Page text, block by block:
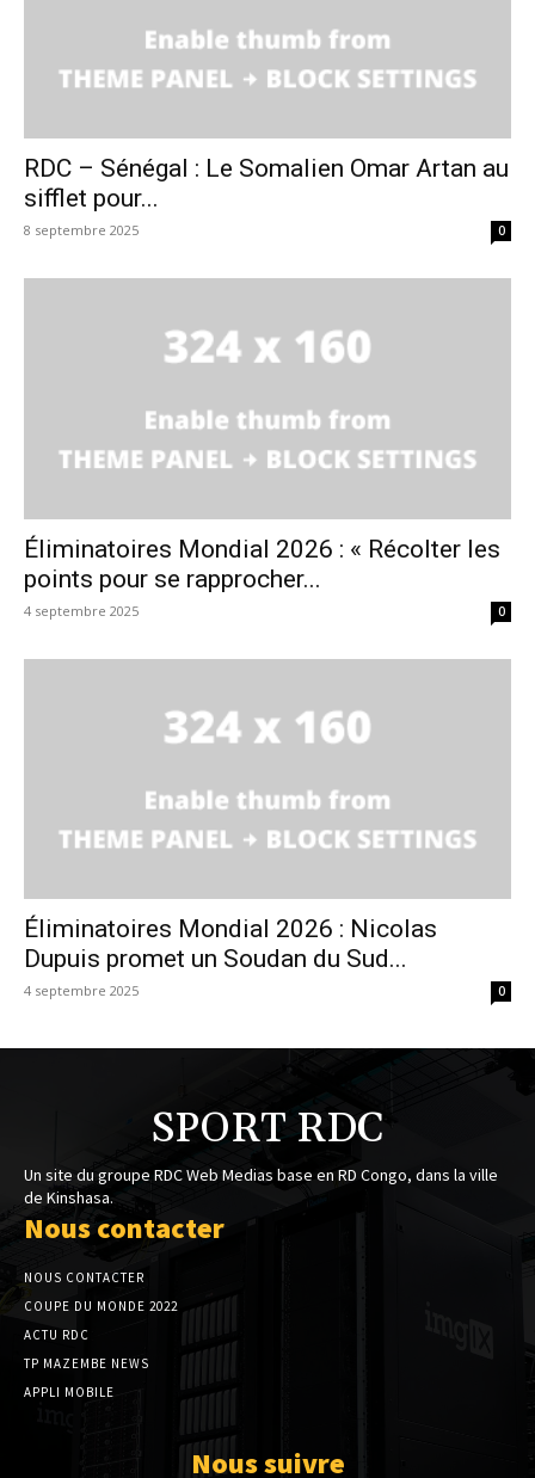
RDC – Sénégal : Le Somalien Omar Artan au
sifflet pour...
8 septembre 2025 0
Éliminatoires Mondial 2026 : « Récolter les
points pour se rapprocher...
4 septembre 2025 0
Éliminatoires Mondial 2026 : Nicolas
Dupuis promet un Soudan du Sud...
4 septembre 2025 0
SPORT RDC
Un site du groupe RDC Web Medias base en RD Congo, dans la ville
de Kinshasa.
Nous contacter
NOUS CONTACTER
COUPE DU MONDE 2022
ACTU RDC
TP MAZEMBE NEWS
APPLI MOBILE
Nous suivre